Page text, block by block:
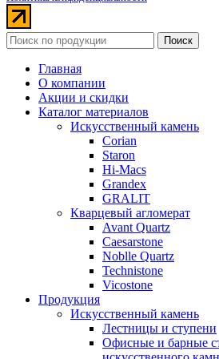
Поиск
Главная
О компании
Акции и скидки
Каталог материалов
Искусственный камень
Corian
Staron
Hi-Macs
Grandex
GRALIT
Кварцевый агломерат
Avant Quartz
Caesarstone
Noblle Quartz
Technistone
Vicostone
Продукция
Искусственный камень
Лестницы и ступени
Офисные и барные